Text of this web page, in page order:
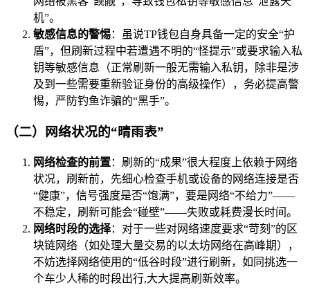
机”。
敏感信息的警惕：虽说TP钱包自身具备一定的安全“护
盾”，但刷新过程中若遭遇不明的“怪提示”或要求输入私
钥等敏感信息（正常刷新一般无需输入私钥，除非是涉
及到一些需要重新验证身份的高级操作），务必提高警
惕，严防钓鱼诈骗的“黑手”。
（二）网络状况的“晴雨表”
网络检查的前置：刷新的“成果”很大程度上依赖于网络
状况，刷新前，先细心检查手机或设备的网络连接是否
“健康”，信号强度是否“饱满”，要是网络“不给力”——
不稳定，刷新可能会“碰壁”——失败或耗费漫长时间。
网络时段的选择：对于一些对网络速度要求“苛刻”的区
块链网络（如处理大量交易的以太坊网络在高峰期），
不妨选择网络使用的“低谷时段”进行刷新，如同挑选一
个车少人稀的时段出行,大大提高刷新效率。